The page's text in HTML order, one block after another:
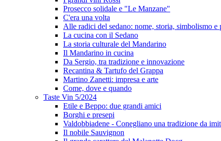
Prosecco solidale e "Le Manzane"
C'era una volta
Alle radici del sedano: nome, storia, simbolismo e
La cucina con il Sedano
La storia culturale del Mandarino
Il Mandarino in cucina
Da Sergio, tra tradizione e innovazione
Recantina & Tartufo del Grappa
Martino Zanetti: impresa e arte
Come, dove e quando
Taste Vin 5/2024
Etile e Beppo: due grandi amici
Borghi e presepi
Valdobbiadene - Conegliano una tradizione da
Il nobile Sauvignon